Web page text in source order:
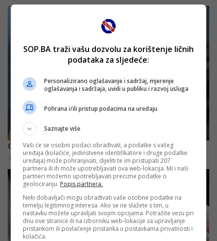
SOP.BA traži vašu dozvolu za korištenje ličnih
podataka za sljedeće:
Personalizirano oglašavanje i sadržaj, mjerenje
oglašavanja i sadržaja, uvidi u publiku i razvoj usluga
Pohrana i/ili pristup podacima na uređaju
Saznajte više
Vaši će se osobni podaci obrađivati, a podatke s vašeg
uređaja (kolačiće, jedinstvene identifikatore i druge podatke
uređaja) može pohranjivati, dijeliti te im pristupati 207
partnera ili ih može upotrebljavati ova web-lokacija. Mi i naši
partneri možemo upotrebljavati precizne podatke o
geolociranju. Popis partnera.
Neki dobavljači mogu obrađivati vaše osobne podatke na
temelju legitimnog interesa. Ako se ne slažete s tim, u
nastavku možete upravljati svojim opcijama. Potražite vezu pri
dnu ove stranice ili na izborniku web-lokacije za upravljanje
pristankom ili povlačenje pristanka u postavkama privatnosti i
kolačića.